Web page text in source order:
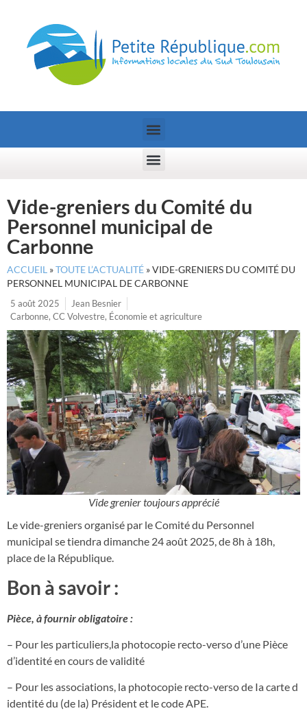
Vide-greniers du Comité du
Personnel municipal de
Carbonne
ACCUEIL »TOUTE L’ACTUALITÉ »VIDE-GRENIERS DU COMITÉ DU
PERSONNEL MUNICIPAL DE CARBONNE
5 août 2025
Jean Besnier
Carbonne, CC Volvestre, Économie et agriculture
Vide grenier toujours apprécié
Le vide-greniers organisé par le Comité du Personnel
municipal se tiendra dimanche 24 août 2025, de 8h à 18h,
place de la République.
Bon à savoir :
Pièce, à fournir obligatoire :
– Pour les particuliers,la photocopie recto-verso d’une Pièce
d’identité en cours de validité
– Pour les associations, la photocopie recto-verso de Ia carte d
identité du (de la) Président et le code APE.